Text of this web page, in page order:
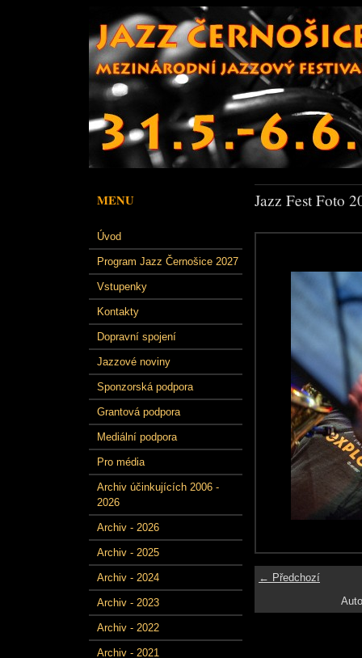
MENU
Úvod
Program Jazz Černošice 2027
Vstupenky
Kontakty
Dopravní spojení
Jazzové noviny
Sponzorská podpora
Grantová podpora
Mediální podpora
Pro média
Archiv účinkujících 2006 -
2026
Archiv - 2026
Archiv - 2025
Archiv - 2024
Archiv - 2023
Archiv - 2022
Archiv - 2021
Jazz Fest Foto
← Předchozí